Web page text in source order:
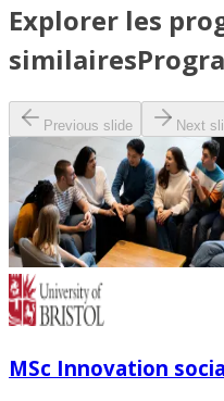
Explorer les
similaires
Previous slide Next
MSc Innovation